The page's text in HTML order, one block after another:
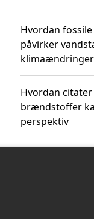
Hvordan
påvirker
klimaændringer
Hvordan
brændstoffer
perspektiv